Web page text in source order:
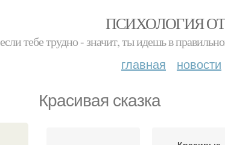
ПСИХОЛОГИЯ
если тебе трудно - значит, ты идешь в
главная новости
Красивая сказка